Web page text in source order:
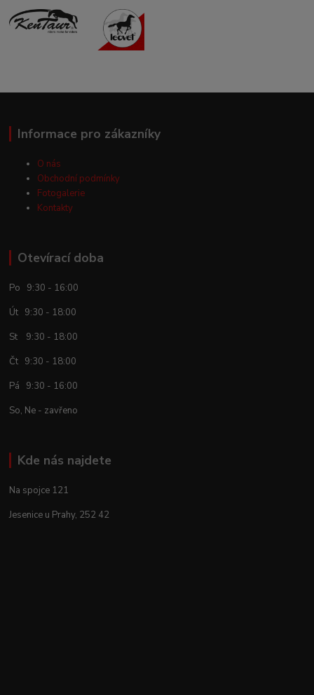
Informace pro zákazníky
O nás
Obchodní podmínky
Fotogalerie
Kontakty
Otevírací doba
Po 9:30 - 16:00
Út 9:30 - 18:00
St 9:30 - 18:00
Čt 9:30 - 18:00
Pá 9:30 - 16:00
So, Ne - zavřeno
Kde nás najdete
Na spojce 121
Jesenice u Prahy, 252 42